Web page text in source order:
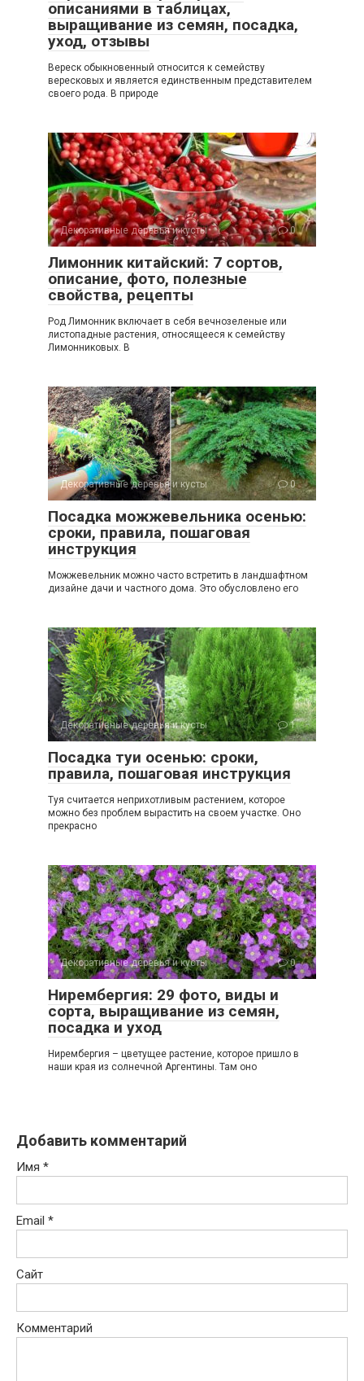
описаниями в таблицах,
выращивание из семян, посадка,
уход, отзывы
Вереск обыкновенный относится к семейству
вересковых и является единственным представителем
своего рода. В природе
Декоративные деревья и кусты 0
Лимонник китайский: 7 сортов,
описание, фото, полезные
свойства, рецепты
Род Лимонник включает в себя вечнозеленые или
листопадные растения, относящееся к семейству
Лимонниковых. В
Декоративные деревья и кусты 0
Посадка можжевельника осенью:
сроки, правила, пошаговая
инструкция
Можжевельник можно часто встретить в ландшафтном
дизайне дачи и частного дома. Это обусловлено его
Декоративные деревья и кусты 1
Посадка туи осенью: сроки,
правила, пошаговая инструкция
Туя считается неприхотливым растением, которое
можно без проблем вырастить на своем участке. Оно
прекрасно
Декоративные деревья и кусты 0
Нирембергия: 29 фото, виды и
сорта, выращивание из семян,
посадка и уход
Нирембергия – цветущее растение, которое пришло в
наши края из солнечной Аргентины. Там оно
Добавить комментарий
Имя *
Email *
Сайт
Комментарий